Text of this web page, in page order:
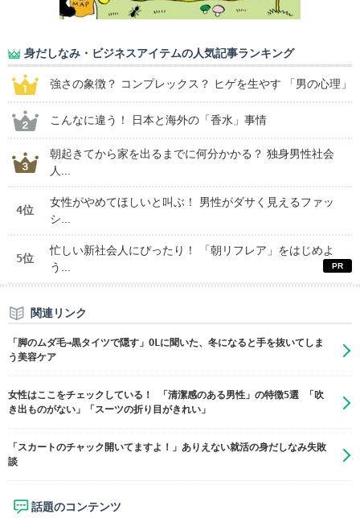
身だしなみ・ビジネスアイテムの人気記事ランキング
強さの象徴？ コンプレックス？ ヒゲを生やす 「男の心理」
こんなに違う！ 日本と海外の「香水」事情
朝起きてから家を出るまでに何分かかる？ 独身男性社会
人...
4位
女性がやめてほしいと叫ぶ！ 男性がダサく見えるファッ
シ...
5位
忙しい新社会人にぴったり！ 「朝リフレア」をはじめよ
う...
関連リンク
「脚のムダ毛→黒タイツで隠す」OLに聞いた、冬になると手を抜いてしま
う美容ケア
女性はここをチェックしている！ 「清潔感のある男性」の特徴5選 「吹
き出ものがない」「スーツの折り目がきれい」
「スカートのチャック開いてますよ！」ありえない就活の身だしなみ失敗
談
話題のコンテンツ